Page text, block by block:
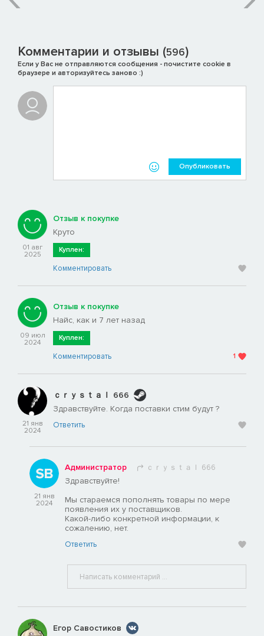
Комментарии и отзывы (596)
Если у Вас не отправляются сообщения - почистите cookie в
браузере и авторизуйтесь заново :)
Опубликовать
01 авг
2025
Отзыв к покупке
Круто
Куплен:
Комментировать
09 июл
2024
Отзыв к покупке
Найс, как и 7 лет назад
Куплен:
Комментировать 1
21 янв
2024
ｃｒｙｓｔａｌ 666
Здравствуйте. Когда поставки стим будут ?
Ответить
21 янв
2024
Администратор ｃｒｙｓｔａｌ 666
Здравствуйте!
Мы стараемся пополнять товары по мере
появления их у поставщиков.
Какой-либо конкретной информации, к
сожалению, нет.
Ответить
Егор Савостиков